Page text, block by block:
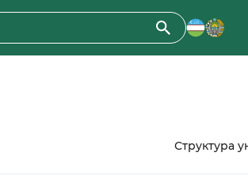
universiteti
Структура